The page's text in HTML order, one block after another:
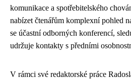
komunikace a spotřebitelského
nabízet čtenářům komplexní pohled
se účastní odborných konferencí,
udržuje kontakty s předními
V rámci své redaktorské práce